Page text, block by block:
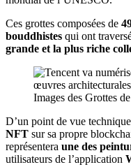
Ces grottes composées de
bouddhistes qui ont
grande et la plus riche
Images des Grottes
D’un point de vue
NFT sur sa propre
représentera une des
utilisateurs de l’application